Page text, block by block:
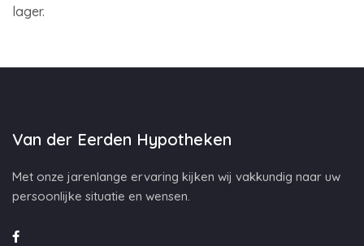
lager.
Van der Eerden Hypotheken
Met onze jarenlange ervaring kijken wij vakkundig naar uw
persoonlijke situatie en wensen.